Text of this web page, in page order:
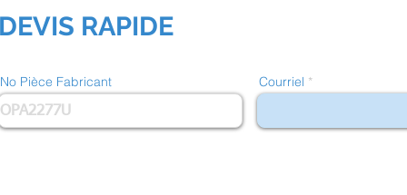
RAPIDE
No Pièce Fabricant Courriel